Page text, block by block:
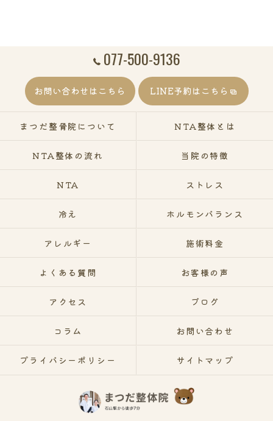
077-500-9136
お問い合わせはこちら LINE予約はこちら
まつだ整骨院について NTA整体とは
NTA整体の流れ 当院の特徴
NTA ストレス
冷え ホルモンバランス
アレルギー 施術料金
よくある質問 お客様の声
アクセス ブログ
コラム お問い合わせ
プライバシーポリシー サイトマップ